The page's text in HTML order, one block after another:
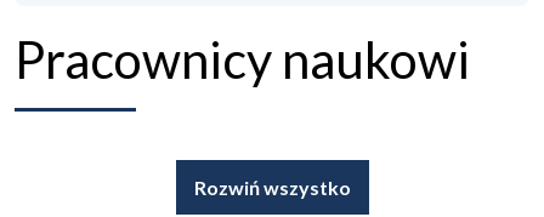
Pracownicy naukowi
Rozwiń wszystko